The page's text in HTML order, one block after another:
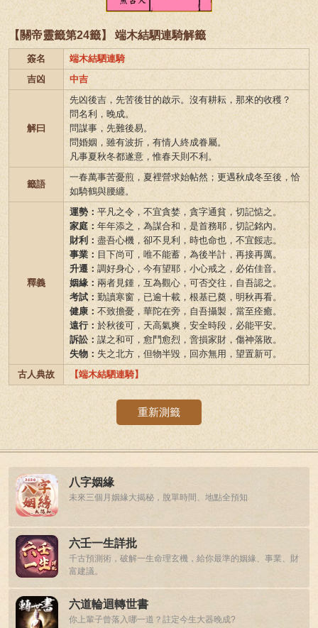
【關帝靈籤第24籤】 端木結駟連騎解籤
簽名
端木結駟連騎
吉凶
中吉
解曰
先凶後吉，先苦後甘的啟示。沒有耕耘，那來的收穫？
問名利，晚成。
問謀事，先難後易。
問婚姻，雖有波折，有情人終成眷屬。
凡事夏秋冬都遂意，惟春天則不利。
籤語
一春萬事苦憂煎，夏裡營求始帖然；更遇秋成冬至後，恰
如騎鶴與腰纏。
釋義
運勢： 平凡之令，不宜貪婪，貪字通貧，切記惦之。
家庭： 年年添之，為謀合和，是首務耶，切記銘內。
財利： 盡吾心機，卻不見利，時也命也，不宜餒志。
事業： 目下尚可，唯不能蓄，為後半計，再接再厲。
升遷： 調好身心，今有望耶，小心戒之，必佑佳音。
姻緣： 兩者見鍾，互為觀心，可否交往，自吾認之。
考試： 勤讀寒窗，已逾十載，根基已奠，明秋再看。
健康： 不致擔憂，華陀在旁，自吾攝製，當至痊癒。
遠行： 於秋後可，天高氣爽，安全時段，必能平安。
訴訟： 謀之和可，愈鬥愈烈，啻損家財，傷神落敗。
失物： 失之北方，但物半毀，回亦無用，望置新可。
古人典故
【端木結駟連騎】
重新測籤
八字姻緣
未來三個月姻緣大揭秘，脫單時間、地點全預知
六壬一生詳批
千古預測術，破解一生命理玄機，給你最準的姻緣、事業、財
富建議。
六道輪迴轉世書
你上輩子曾落入哪一道？註定今生大器晚成?